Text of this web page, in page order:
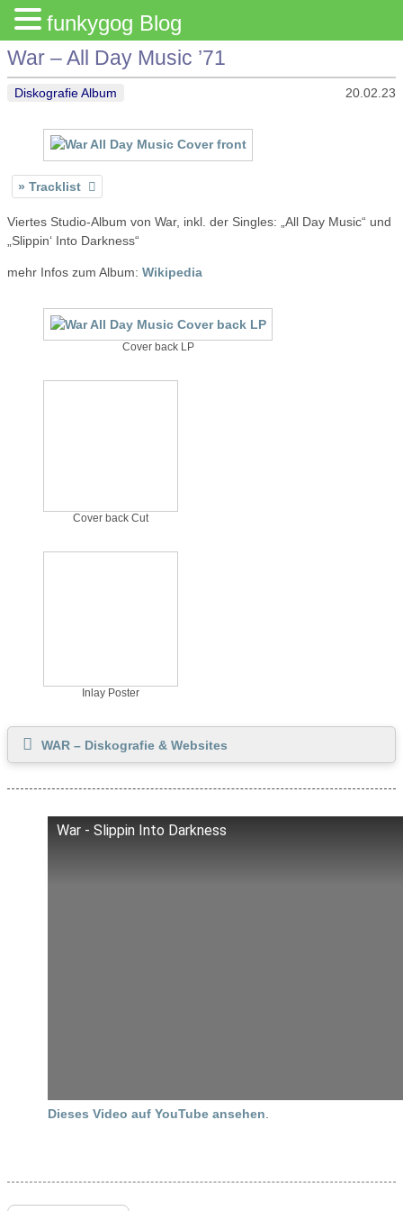
War – All Day Music ’71
Diskografie Album 20.02.23
Tracklist
Viertes Studio-Album von War, inkl. der Singles: „All Day Music“ und
„Slippin‘ Into Darkness“
mehr Infos zum Album: Wikipedia
Cover back LP
Cover back Cut
Inlay Poster
WAR – Diskografie & Websites
War - Slippin Into Darkness
Dieses Video auf YouTube ansehen
funkygog Blog